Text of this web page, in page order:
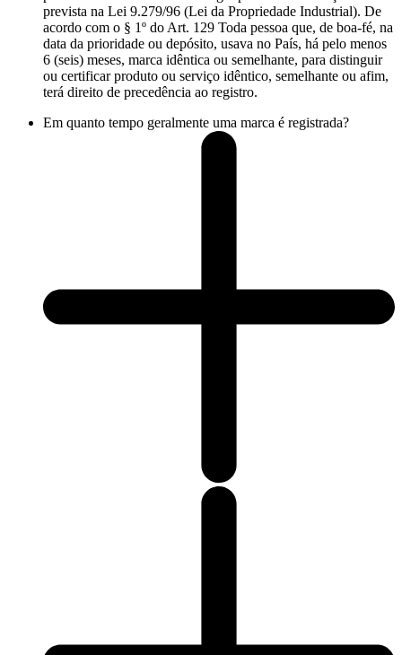
prevista na Lei 9.279/96 (Lei da Propriedade Industrial). De
acordo com o § 1º do Art. 129 Toda pessoa que, de boa-fé, na
data da prioridade ou depósito, usava no País, há pelo menos
6 (seis) meses, marca idêntica ou semelhante, para distinguir
ou certificar produto ou serviço idêntico, semelhante ou afim,
terá direito de precedência ao registro.
Em quanto tempo geralmente uma marca é registrada?